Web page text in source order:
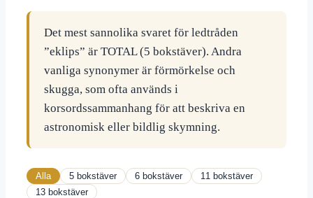
Det mest sannolika svaret för ledtråden
”eklips” är TOTAL (5 bokstäver). Andra
vanliga synonymer är förmörkelse och
skugga, som ofta används i
korsordssammanhang för att beskriva en
astronomisk eller bildlig skymning.
Alla 5 bokstäver 6 bokstäver
11 bokstäver
13 bokstäver